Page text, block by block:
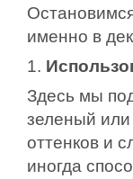
именно в
1.
Здесь мы
зеленый
оттенков и
иногда